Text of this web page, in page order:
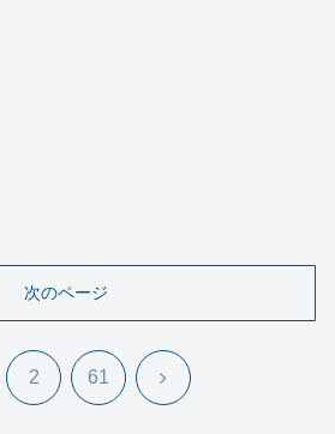
次のページ
2 61 次